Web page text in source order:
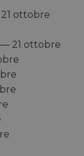
ottobre
— 21 ottobre